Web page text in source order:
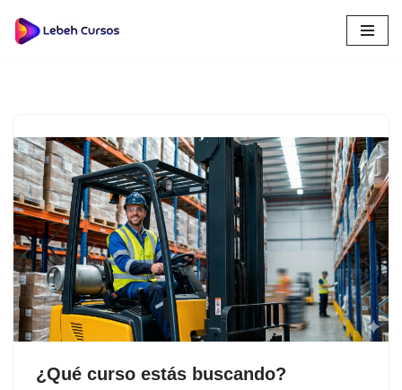
Saltar
¿Qué curso estás buscando?